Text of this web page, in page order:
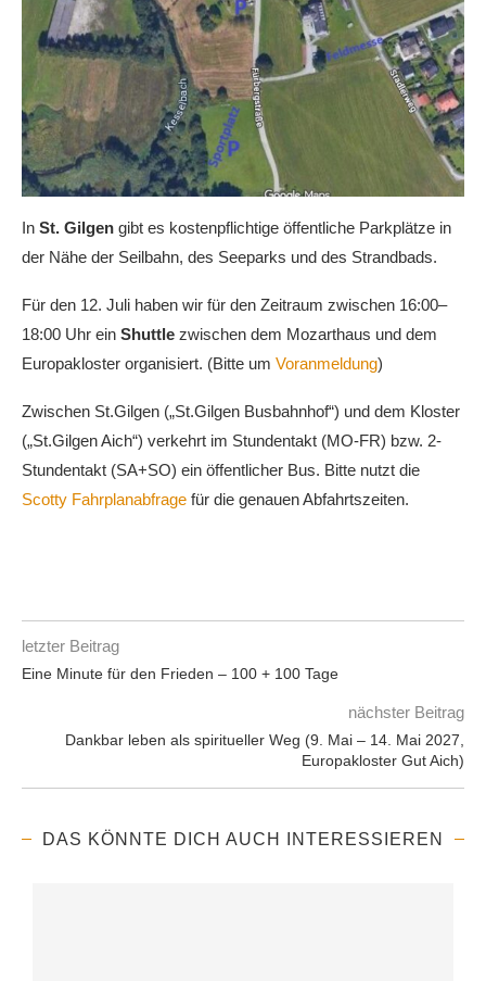
In St. Gilgen gibt es kostenpflichtige öffentliche Parkplätze in
der Nähe der Seilbahn, des Seeparks und des Strandbads.
Für den 12. Juli haben wir für den Zeitraum zwischen 16:00–
18:00 Uhr ein Shuttle zwischen dem Mozarthaus und dem
Europakloster organisiert. (Bitte um Voranmeldung)
Zwischen St.Gilgen („St.Gilgen Busbahnhof“) und dem Kloster
(„St.Gilgen Aich“) verkehrt im Stundentakt (MO-FR) bzw. 2-
Stundentakt (SA+SO) ein öffentlicher Bus. Bitte nutzt die
Scotty Fahrplanabfrage für die genauen Abfahrtszeiten.
letzter Beitrag
Eine Minute für den Frieden – 100 + 100 Tage
nächster Beitrag
Dankbar leben als spiritueller Weg (9. Mai – 14. Mai 2027,
Europakloster Gut Aich)
DAS KÖNNTE DICH AUCH INTERESSIEREN